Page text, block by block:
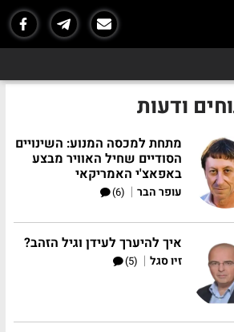
ודעות
מתחת למכסה המנוע: השינויים
הסודיים שחיל האוויר מבצע
באפאצ'י האמריקאי
עופר הבר |
(6)
איך להיערך לעידן וגיל הזהב?
זיו סגל |
(5)